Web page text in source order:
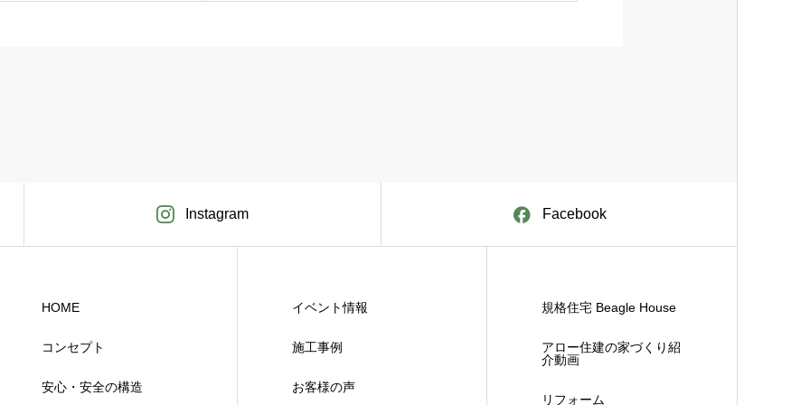
Instagram Facebook
HOME
コンセプト
安心・安全の構造
イベント情報
施工事例
お客様の声
規格住宅 Beagle House
アロー住建の家づくり紹
介動画
リフォーム